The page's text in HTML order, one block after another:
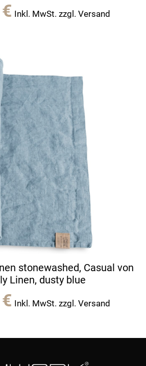
€ Inkl. MwSt. zzgl. Versand
stonewashed, Casual von
Linen, dusty blue
€ Inkl. MwSt. zzgl. Versand